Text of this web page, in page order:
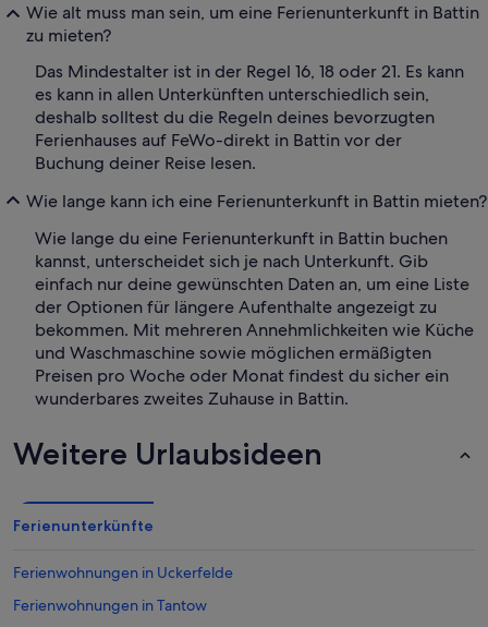
Wie alt muss man sein, um eine Ferienunterkunft in Battin
zu mieten?
Das Mindestalter ist in der Regel 16, 18 oder 21. Es kann
es kann in allen Unterkünften unterschiedlich sein,
deshalb solltest du die Regeln deines bevorzugten
Ferienhauses auf FeWo-direkt in Battin vor der
Buchung deiner Reise lesen.
Wie lange kann ich eine Ferienunterkunft in Battin mieten?
Wie lange du eine Ferienunterkunft in Battin buchen
kannst, unterscheidet sich je nach Unterkunft. Gib
einfach nur deine gewünschten Daten an, um eine Liste
der Optionen für längere Aufenthalte angezeigt zu
bekommen. Mit mehreren Annehmlichkeiten wie Küche
und Waschmaschine sowie möglichen ermäßigten
Preisen pro Woche oder Monat findest du sicher ein
wunderbares zweites Zuhause in Battin.
Weitere Urlaubsideen
Ferienunterkünfte
Ferienwohnungen in Uckerfelde
Ferienwohnungen in Tantow